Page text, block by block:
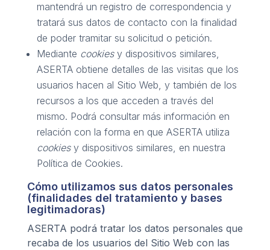
mantendrá un registro de correspondencia y
tratará sus datos de contacto con la finalidad
de poder tramitar su solicitud o petición.
Mediante cookies y dispositivos similares,
ASERTA obtiene detalles de las visitas que los
usuarios hacen al Sitio Web, y también de los
recursos a los que acceden a través del
mismo. Podrá consultar más información en
relación con la forma en que ASERTA utiliza
cookies y dispositivos similares, en nuestra
Política de Cookies.
Cómo utilizamos sus datos personales
(finalidades del tratamiento y bases
legitimadoras)
ASERTA podrá tratar los datos personales que
recaba de los usuarios del Sitio Web con las